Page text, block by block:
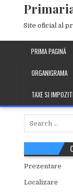
Site oficial al
PRIMA PAGINĂ
ORGANIGRAMA
TAXE SI
Prezentare
Localizare